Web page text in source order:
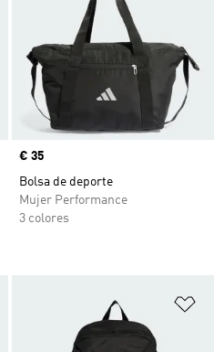
Precio
€ 35
Bolsa de deporte
Mujer Performance
3 colores
Añadir a la lista de deseos